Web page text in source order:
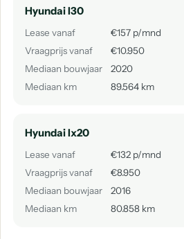
Hyundai I30
Lease vanaf
€157 p/mnd
Vraagprijs vanaf
€10.950
Mediaan bouwjaar
2020
Mediaan km
89.564 km
Hyundai Ix20
Lease vanaf
€132 p/mnd
Vraagprijs vanaf
€8.950
Mediaan bouwjaar
2016
Mediaan km
80.858 km